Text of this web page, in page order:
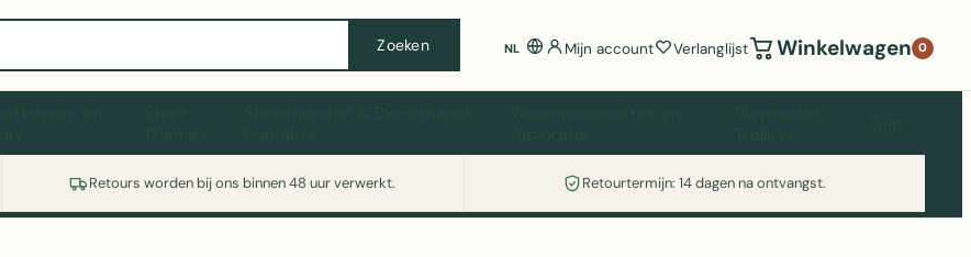
Zoeken NL Mijn account Verlanglijst Winkelwagen 0
Retours worden bij ons binnen 48 uur verwerkt. Retourtermijn: 14 dagen na ontvangst.
Wasmachine of koelkast nodig? Vergelijk alle prijzen op Witgoedaanbod.nl